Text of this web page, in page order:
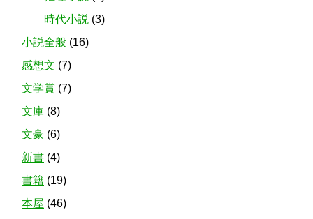
時代小説 (3)
小説全般 (16)
感想文 (7)
文学賞 (7)
文庫 (8)
文豪 (6)
新書 (4)
書籍 (19)
本屋 (46)